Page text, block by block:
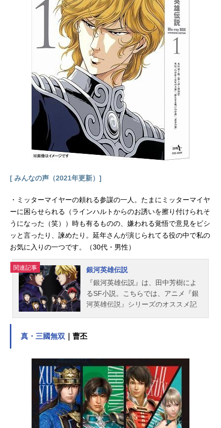
る。美朱とは対照的に悲惨な事件に
巻き込まれていた唯は、心に傷を負
い美朱にも心を閉ざす。それぞれの
使命を背負って敵対してしまう美朱
と唯。過酷な運命の中で惹かれあう
鬼宿と美朱。朱雀と青龍の戦いが今
始まる！作品名ふしぎ遊戯放送形態T
Vアニメスケジュール1995年4月6日
（木）～1996年3月28日（木）テレ
ビ東京系にて話数全52話キャスト夕
城美朱：荒木香恵（荒木香衣）本郷
唯：冬馬由美鬼宿：緑川光星宿：子
安武人柳宿：坂本千夏井宿：関智一
翼宿：林延年（神奈延年）軫宿：石
井康嗣張宿：川上とも子心宿：古澤
宇（小学館「フラワーコミックス」
沢義雄キャラクターデザイン：本橋
秀之美術監督：長﨑斉美術監修：池
田祐二...
[ みんなの声（2021年更新）]
・ミッターマイヤーの頼れる参謀の一人。たまにミッターマイヤ
ーに困らせられる（ラインハルトからのお誘いを擦り付けられそ
うになった（笑））時も有るものの、嫌われる覚悟で意見をビシ
ッと言ったり、諫めたり。延年さんが演じられてる役の中で私の
お気に入りの一つです。（30代・男性）
関連記事
銀河英雄伝説
『銀河英雄伝説』は、田中芳樹によ
るSF小説。こちらでは、アニメ『銀
河英雄伝説』シリーズのオススメ記
真・三國無双 ｜曹丕